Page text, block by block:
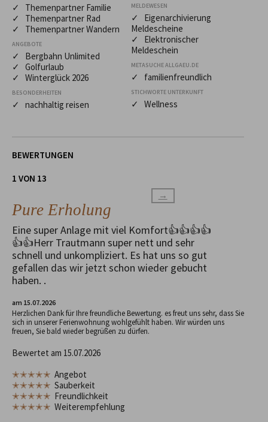
✓ Themenpartner Familie
✓ Themenpartner Rad
✓ Themenpartner Wandern
ANGEBOTE
✓ Bergbahn Unlimited
✓ Golfurlaub
✓ Winterglück 2026
BESONDERHEITEN
✓ nachhaltig reisen
MELDEWESEN
✓ Eigenarchivierung
Meldescheine
✓ Elektronischer
Meldeschein
METASUCHE ALLGAEU.DE
✓ familienfreundlich
STICHWORTE UNTERKUNFT
✓ Wellness
BEWERTUNGEN
1 VON 13
→
Pure Erholung
Eine super Anlage mit viel Komfort👍👍👍👍
👍👍Herr Trautmann super nett und sehr
schnell und unkompliziert. Es hat uns so gut
gefallen das wir jetzt schon wieder gebucht
haben. .
am 15.07.2026
Herzlichen Dank für Ihre freundliche Bewertung. es freut uns sehr, dass Sie
sich in unserer Ferienwohnung wohlgefühlt haben. Wir würden uns
freuen, Sie bald wieder begrüßen zu dürfen.
Bewertet am 15.07.2026
✭✭✭✭✭ Angebot
✭✭✭✭✭ Sauberkeit
✭✭✭✭✭ Freundlichkeit
✭✭✭✭✭ Weiterempfehlung